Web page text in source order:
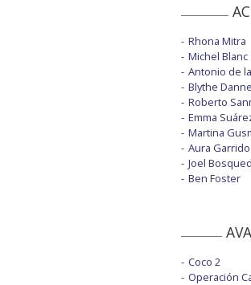
Rhona Mitra
Michel Blanc
Antonio de
Blythe
Roberto
Emma
Martina
Aura Garrido
Joel Bosqued
Ben Foster
Coco 2
Operación